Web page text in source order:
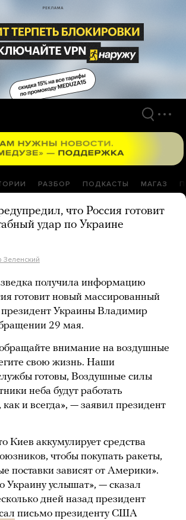
РАЗБОР ПОДКАСТЫ МАГАЗ
что Россия готовит
удар по Украине
Зеленский
получила информацию
готовит новый массированный
президент Украины Владимир
29 мая.
внимание на воздушные
свою жизнь. Наши
готовы, Воздушные силы
неба будут работать
как и всегда», — заявил президент
Киев аккумулирует средства
чтобы покупать ракеты,
поставки зависят от Америки».
Украину услышат», — сказал
дней назад президент
письмо президенту США